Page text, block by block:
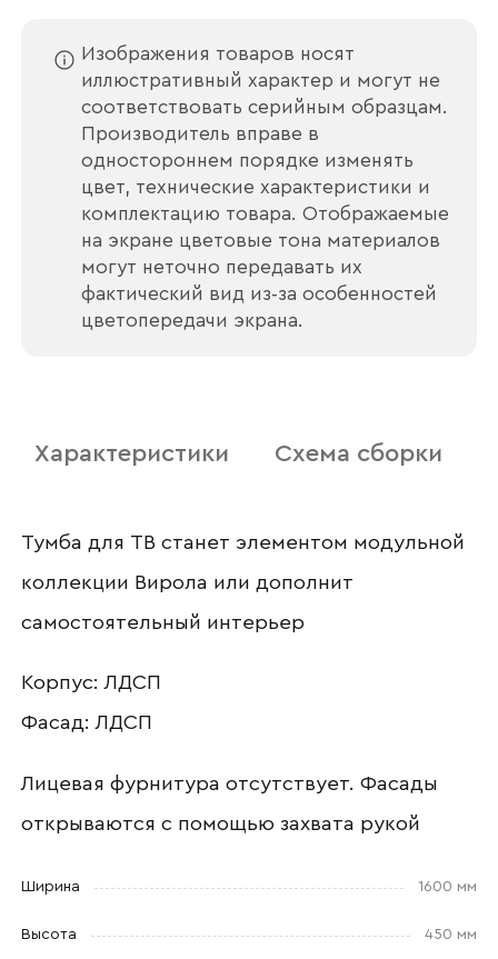
Изображения товаров носят
иллюстративный характер и могут не
соответствовать серийным образцам.
Производитель вправе в
одностороннем порядке изменять
цвет, технические характеристики и
комплектацию товара. Отображаемые
на экране цветовые тона материалов
могут неточно передавать их
фактический вид из‑за особенностей
цветопередачи экрана.
Характеристики Схема сборки
Тумба для ТВ станет элементом модульной
коллекции Вирола или дополнит
самостоятельный интерьер
Корпус: ЛДСП
Фасад: ЛДСП
Лицевая фурнитура отсутствует. Фасады
открываются с помощью захвата рукой
Ширина 1600 мм
Высота 450 мм
Ваше имя
Ваш email
Номер телефона